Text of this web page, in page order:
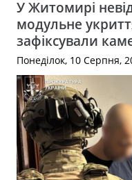
У Житомирі
модульне
зафіксували
Понеділок, 10 Серпня,